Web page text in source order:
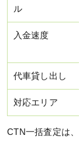
ル
入金速度
代車貸し出し
対応エリア
CTN一括査定は、